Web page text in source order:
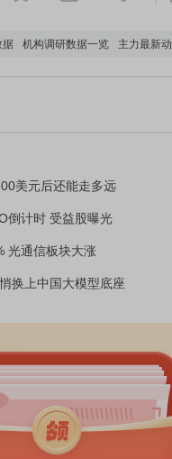
机构调研数据一览 主力最新动向
美元后还能走多远
倒计时 受益股曝光
光通信板块大涨
换上中国大模型底座